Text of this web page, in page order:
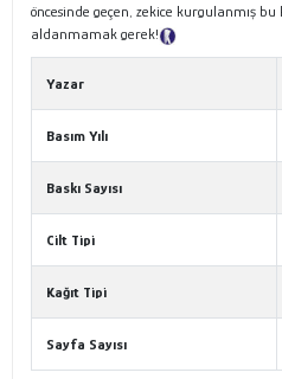
öncesinde geçen, zekice kurgulanmış bu
aldanmamak gerek!
Yazar
Basım Yılı
Baskı Sayısı
Cilt Tipi
Kağıt Tipi
Sayfa Sayısı